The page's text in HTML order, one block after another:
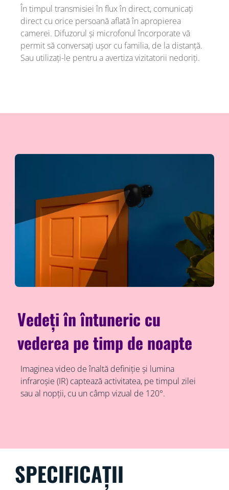
În timpul transmisiei în flux în direct, comunicați
direct cu orice persoană aflată în apropierea
camerei. Difuzorul și microfonul încorporate vă
permit să conversați ușor cu familia, de la distanță.
Sau utilizați-le pentru a avertiza vizitatorii nedoriți.
Vedeți în întuneric cu
vederea pe timp de noapte
Imaginea video de înaltă definiție și lumina
infraroșie (IR) captează activitatea, pe timpul zilei
sau al nopții, cu un câmp vizual de 120°.
SPECIFICAȚII